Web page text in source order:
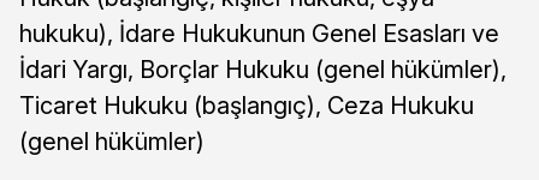
hukuku), İdare Hukukunun Genel Esasları ve
İdari Yargı, Borçlar Hukuku (genel hükümler),
Ticaret Hukuku (başlangıç), Ceza Hukuku
(genel hükümler)